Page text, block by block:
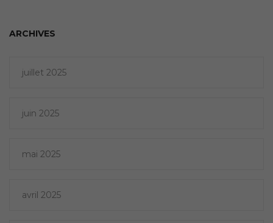
ARCHIVES
juillet 2025
juin 2025
mai 2025
avril 2025